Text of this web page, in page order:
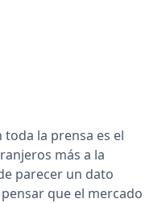
toda la prensa es el
más a la
parecer un dato
que el mercado